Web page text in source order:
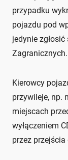
przypadku
pojazdu pod
jedynie
Zagranicznych.
Kierowcy
przywileje, np.
miejscach
wyłączeniem
przez przejścia